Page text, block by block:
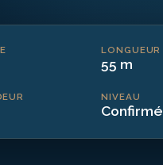
LONGUEUR
55 m
NIVEAU
Confirmé